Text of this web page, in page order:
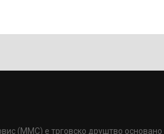
(ММС) е трговско друштво